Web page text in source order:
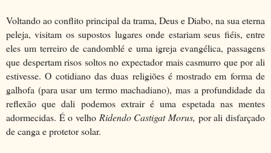
Voltando ao conflito principal da trama, Deus e Diabo, na sua eterna
peleja, visitam os supostos lugares onde estariam seus fiéis, entre
eles um terreiro de candomblé e uma igreja evangélica, passagens
que despertam risos soltos no expectador mais casmurro que por ali
estivesse. O cotidiano das duas religiões é mostrado em forma de
galhofa (para usar um termo machadiano), mas a profundidade da
reflexão que dali podemos extrair é uma espetada nas mentes
adormecidas. É o velho Ridendo Castigat Morus, por ali disfarçado
de canga e protetor solar.